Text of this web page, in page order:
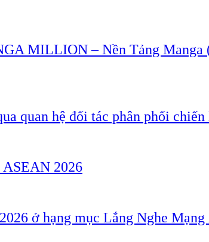
MILLION – Nền Tảng Manga
quan hệ đối tác phân phối
2026
ở hạng mục Lắng Nghe